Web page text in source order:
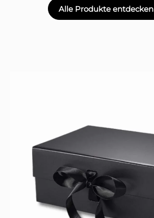
Alle Produkte entdecken